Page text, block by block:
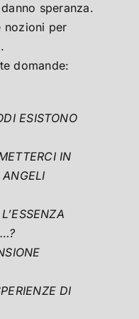
speranza.
nozioni per
domande:
ESISTONO
IN
DI